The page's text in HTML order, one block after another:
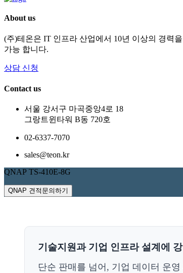
About us
(주)테온은 IT 인프라 산업에서 10년 이상의 경력
가능 합니다.
상담 신청
Contact us
서울 강서구 마곡중앙4로 18
그랑트윈타워 B동 720호
02-6337-7070
sales@teon.kr
QNAP TS-410E-8G
QNAP 견적문의하기
기술지원과 기업 인프라 설계에
단순 판매를 넘어, 기업 데이터 운